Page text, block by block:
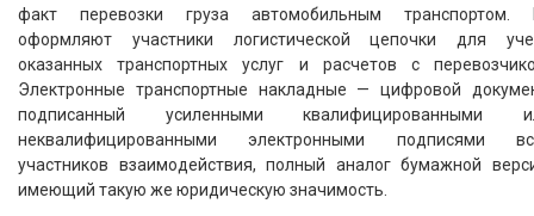
факт перевозки груза автомобильным транспортом.
оформляют участники логистической цепочки для
оказанных транспортных услуг и расчетов с
Электронные транспортные накладные — цифровой
подписанный усиленными квалифицированными
неквалифицированными электронными подписями
участников взаимодействия, полный аналог бумажной
имеющий такую же юридическую значимость.